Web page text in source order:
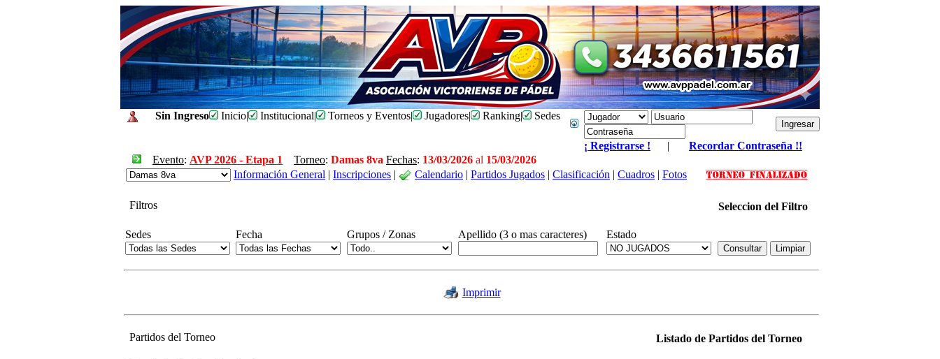
Sin Ingreso Inicio| Institucional| Torneos y Eventos| Jugadores| Ranking| Sedes
¡ Registrarse ! | Recordar Contraseña !!
Evento: AVP 2026 - Etapa 1 Torneo: Damas 8va Fechas: 13/03/2026 al 15/03/2026
Información General | Inscripciones | Calendario | Partidos Jugados | Clasificación | Cuadros | Fotos
Filtros Seleccion del Filtro
Sedes Fecha Grupos / Zonas Apellido (3 o mas caracteres) Estado
Imprimir
Partidos del Torneo Listado de Partidos del Torneo